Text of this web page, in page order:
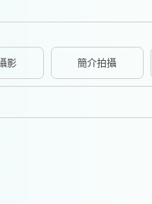
影 簡介拍攝